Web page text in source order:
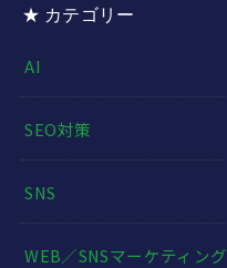
★ カテゴリー
AI
SEO対策
SNS
WEB／SNSマーケティング